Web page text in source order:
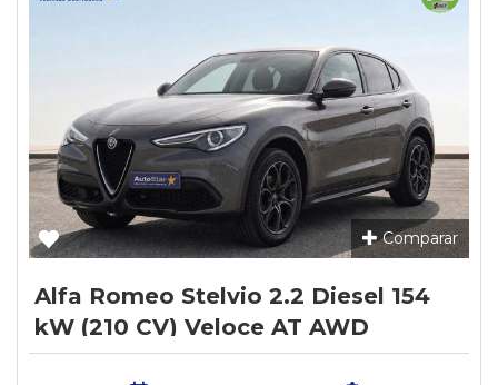
Comparar
Alfa Romeo Stelvio 2.2 Diesel 154
kW (210 CV) Veloce AT AWD